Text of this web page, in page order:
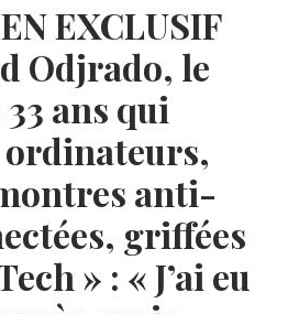
EXCLUSIF
Odjrado, le
ans qui
anti-
griffées
» : « J’ai eu